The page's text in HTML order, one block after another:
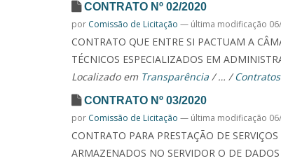
CONTRATO Nº 02/2020
por Comissão de Licitação — última modificação
CONTRATO QUE ENTRE SI PACTUAM A
TÉCNICOS ESPECIALIZADOS EM
Localizado em Transparência /… /Contratos
CONTRATO Nº 03/2020
por Comissão de Licitação — última modificação
CONTRATO PARA PRESTAÇÃO DE
ARMAZENADOS NO SERVIDOR O DE